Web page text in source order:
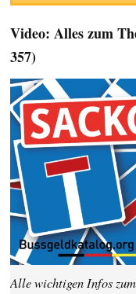
Video: Alles zum
357)
Alle wichtigen Infos